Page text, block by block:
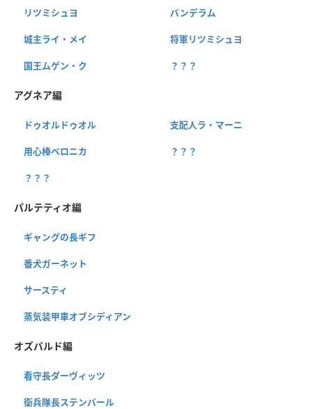
リツミシュヨ バンデラム
城主ライ・メイ 将軍リツミシュヨ
国王ムゲン・ク ？？？
アグネア編
ドゥオルドゥオル 支配人ラ・マーニ
用心棒ベロニカ ？？？
？？？
パルテティオ編
ギャングの長ギフ
番犬ガーネット
サースティ
蒸気装甲車オブシディアン
オズバルド編
看守長ダーヴィッツ
衛兵隊長ステンバール